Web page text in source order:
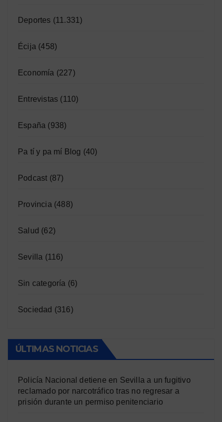
Deportes (11.331)
Écija (458)
Economía (227)
Entrevistas (110)
España (938)
Pa tí y pa mí Blog (40)
Podcast (87)
Provincia (488)
Salud (62)
Sevilla (116)
Sin categoría (6)
Sociedad (316)
ÚLTIMAS NOTICIAS
Policía Nacional detiene en Sevilla a un fugitivo
reclamado por narcotráfico tras no regresar a
prisión durante un permiso penitenciario